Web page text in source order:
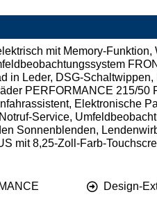
mit Memory-Funktion,
in Leder, DSG-Schaltwippen,
PERFORMANCE 215/50
Elektronische
Service,
Sonnenblenden,
mit 8,25-Zoll-Farb-
Design-